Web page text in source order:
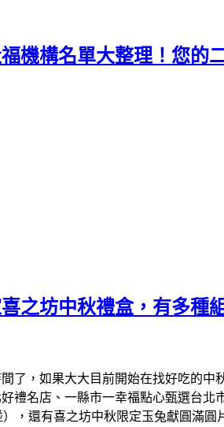
機構名單大整理！您的
之坊中秋禮盒，有多
了，如果大大目前開始在找好吃的
禮名店、一縣市一幸福點心甄選台
，還有喜之坊中秋限定玉兔獻圓滿圓